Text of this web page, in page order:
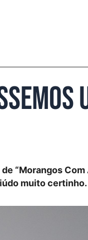
“Morangos Com
muito certinho.